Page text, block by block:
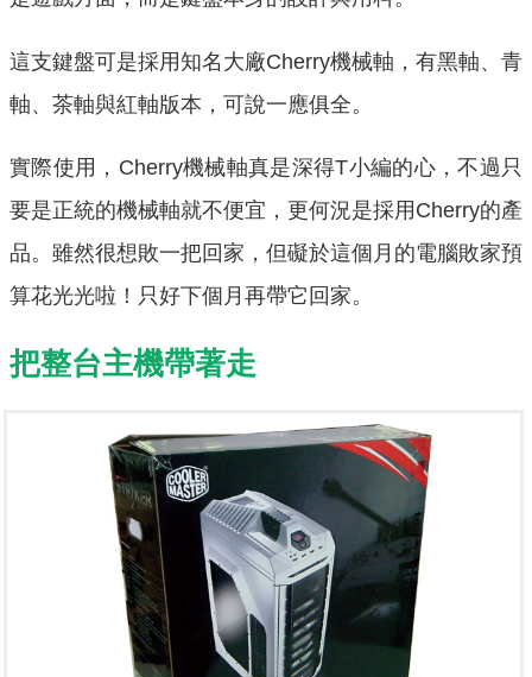
這支鍵盤可是採用知名大廠Cherry機械軸，有黑軸、青
軸、茶軸與紅軸版本，可說一應俱全。
實際使用，Cherry機械軸真是深得T小編的心，不過只
要是正統的機械軸就不便宜，更何況是採用Cherry的產
品。雖然很想敗一把回家，但礙於這個月的電腦敗家預
算花光光啦！只好下個月再帶它回家。
把整台主機帶著走